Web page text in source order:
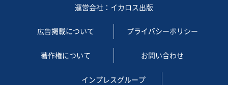
運営会社：イカロス出版
広告掲載について プライバシーポリシー
著作権について お問い合わせ
インプレスグループ